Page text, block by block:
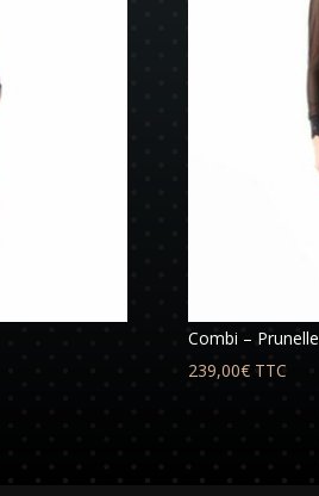
Combi – Prunelle
239,00€ TTC